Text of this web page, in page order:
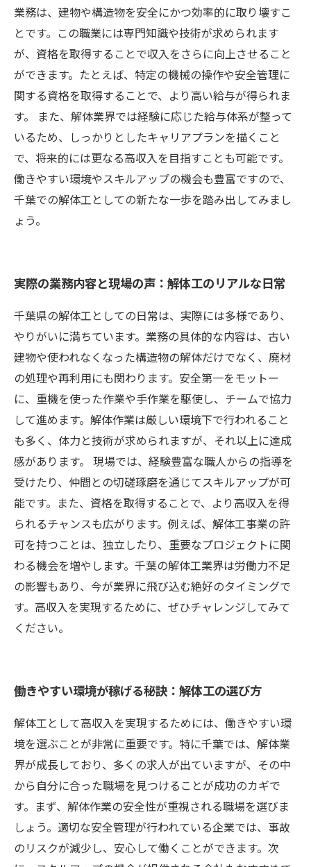
業務は、建物や構造物を安全にかつ効率的に取り壊すこ
とです。この職業には専門知識や技術が求められます
が、資格を取得することで収入をさらに向上させること
ができます。たとえば、特定の機械の操作や安全管理に
関する資格を取得することで、より高い給与が得られま
す。 また、解体業界では経験に応じた給与体系が整って
いるため、しっかりとしたキャリアプランを描くこと
で、将来的には更なる高収入を目指すことも可能です。
働きやすい環境やスキルアップの機会も豊富ですので、
千葉での解体工としての新たな一歩を踏み出してみまし
ょう。
実際の業務内容と現場の声：解体工のリアルな日常
千葉県の解体工としての日常は、実際には多様であり、
やりがいに満ちています。業務の具体的な内容は、古い
建物や使われなくなった構造物の解体だけでなく、廃材
の処理や再利用にも関わります。安全第一をモットー
に、重機を使った作業や手作業を駆使し、チームで協力
して進めます。解体作業は厳しい環境下で行われること
も多く、体力と技術が求められますが、それ以上に達成
感があります。 現場では、経験豊富な職人からの指導を
受けたり、仲間との切磋琢磨を通じてスキルアップが可
能です。また、資格を取得することで、より高収入を得
られるチャンスも広がります。例えば、解体工事業の許
可を持つことは、独立したり、重要なプロジェクトに関
わる機会を増やします。千葉の解体工業界は労働力不足
の影響もあり、今が業界に飛び込む絶好のタイミングで
す。高収入を実現するために、ぜひチャレンジしてみて
ください。
働きやすい環境が稼げる秘訣：解体工の選び方
解体工として高収入を実現するためには、働きやすい環
境を選ぶことが非常に重要です。特に千葉では、解体業
界が成長しており、多くの求人が出ていますが、その中
から自分に合った職場を見つけることが成功のカギで
す。まず、解体作業の安全性が重視される職場を選びま
しょう。適切な安全管理が行われている企業では、事故
のリスクが減少し、安心して働くことができます。次